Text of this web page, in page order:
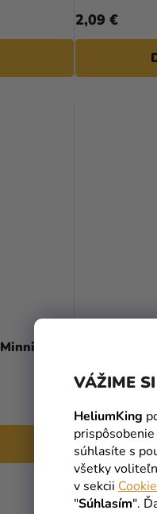
VÁŽIME
HeliumKing
súhlasíte s
všetky
v sekcii
"Súhlasím".
2,09 €
2,65 €